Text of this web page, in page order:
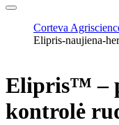
Corteva
Elipris-naujiena-
Elipris™ –
kontrolė